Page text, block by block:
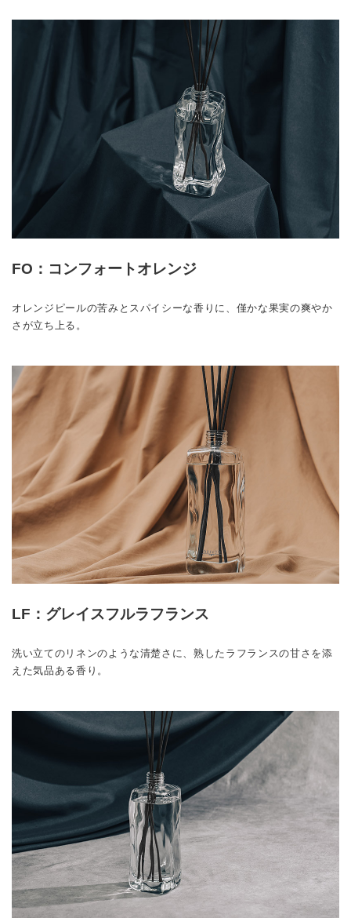
FO：コンフォートオレンジ
オレンジピールの苦みとスパイシーな香りに、僅かな果実の爽やか
さが立ち上る。
LF：グレイスフルラフランス
洗い立てのリネンのような清楚さに、熟したラフランスの甘さを添
えた気品ある香り。